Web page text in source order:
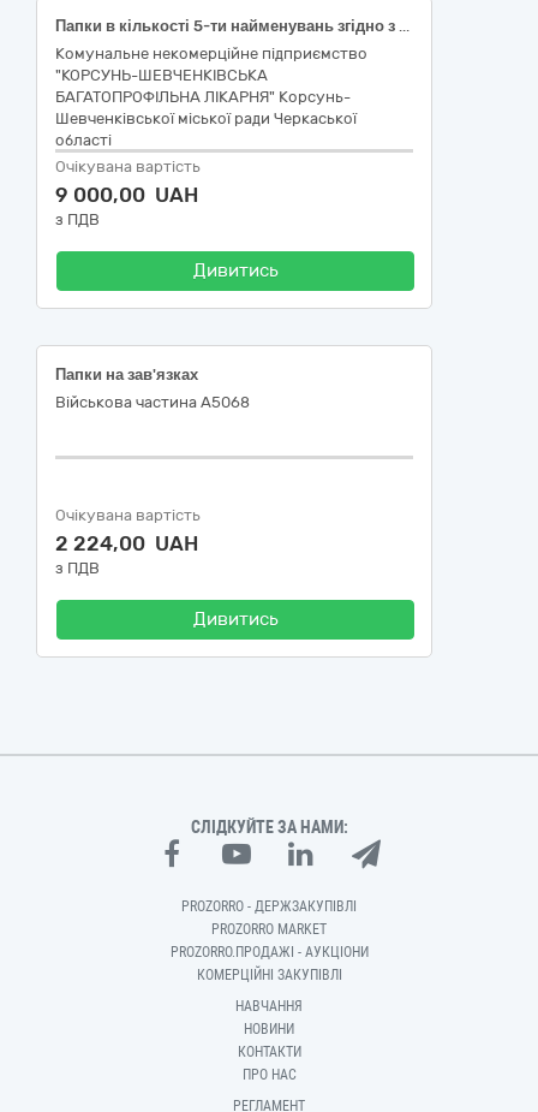
Папки в кількості 5-ти найменувань згідно з кодом ДК 021:2015 «Єдиний закупівельний словник» -22850000-3 Швидкозшивачі та супутня продукція
Комунальне некомерційне підприємство
"КОРСУНЬ-ШЕВЧЕНКІВСЬКА
БАГАТОПРОФІЛЬНА ЛІКАРНЯ" Корсунь-
Шевченківської міської ради Черкаської
області
Очікувана вартість
9 000,00 UAH
з ПДВ
Дивитись
Папки на зав'язках
Військова частина А5068
Очікувана вартість
2 224,00 UAH
з ПДВ
Дивитись
СЛІДКУЙТЕ ЗА НАМИ:
PROZORRO - ДЕРЖЗАКУПІВЛІ
PROZORRO MARKET
PROZORRO.ПРОДАЖІ - АУКЦІОНИ
КОМЕРЦІЙНІ ЗАКУПІВЛІ
НАВЧАННЯ
НОВИНИ
КОНТАКТИ
ПРО НАС
РЕГЛАМЕНТ